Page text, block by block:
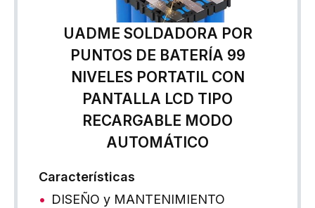
UADME SOLDADORA POR
PUNTOS DE BATERÍA 99
NIVELES PORTATIL CON
PANTALLA LCD TIPO
RECARGABLE MODO
AUTOMÁTICO
Características
DISEÑO y MANTENIMIENTO